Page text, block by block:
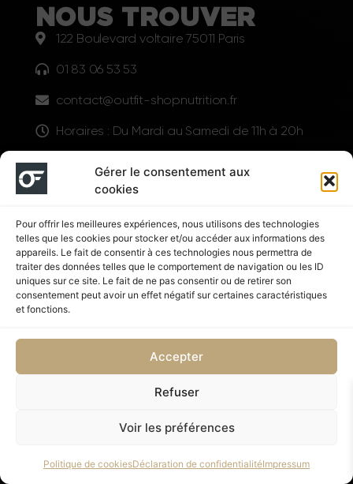
Gérer le consentement aux
cookies
Pour offrir les meilleures expériences, nous utilisons des technologies
telles que les cookies pour stocker et/ou accéder aux informations des
appareils. Le fait de consentir à ces technologies nous permettra de
traiter des données telles que le comportement de navigation ou les ID
uniques sur ce site. Le fait de ne pas consentir ou de retirer son
consentement peut avoir un effet négatif sur certaines caractéristiques
et fonctions.
Accepter
Refuser
Voir les préférences
Politique de cookiesDéclaration de confidentialitéImpressum
NOUS TROUVER
122 Boulevard voltaire 75011 Paris
01 83 06 53 53
contact@outfit-shopnutrition.fr
Horaires : Du Mardi au Samedi de 11h à 20h
LIENS UTILES
Suivez nous
par SD DESIGN